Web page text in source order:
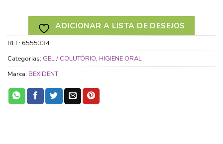
ADICIONAR A LISTA DE DESEJOS
REF: 6555334
Categorias: GEL / COLUTÓRIO, HIGIENE ORAL
Marca: BEXIDENT